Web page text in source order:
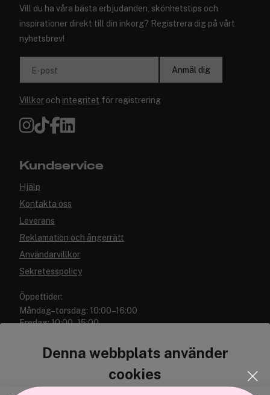
Denna webbplats använder
cookies
Vill du ha våra bästa erbjudanden, skönhetstips och
inspirationer direkt till din inkorg? Registrera dig på vårt
nyhetsbrev!
E-post Anmäl dig
Villkor och integritet för registrering
Kundservice
Hjälp
Kontakta oss
Leverans
Reklamation och ångerrätt
Användarvillkor
Sekretesspolicy
Öppettider:
Måndag–torsdag: 10:00–16:00
Fredag: 10:00–15:00